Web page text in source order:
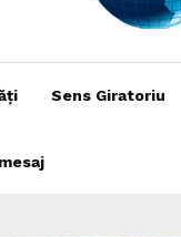
Sens Giratoriu